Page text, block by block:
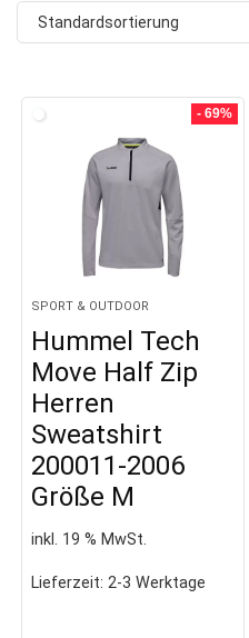
Standardsortierung
- 69%
SPORT & OUTDOOR
Hummel Tech
Move Half Zip
Herren
Sweatshirt
200011-2006
Größe M
inkl. 19 % MwSt.
Lieferzeit:2-3 Werktage